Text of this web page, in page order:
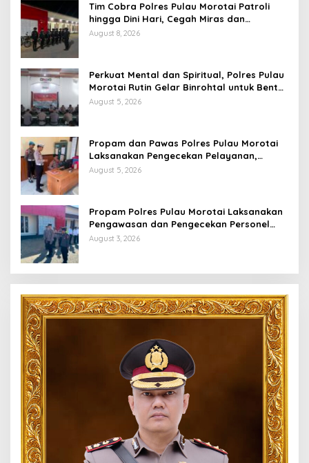
Tim Cobra Polres Pulau Morotai Patroli
hingga Dini Hari, Cegah Miras dan
Gangguan Kamtibmas
August 8, 2026
Perkuat Mental dan Spiritual, Polres Pulau
Morotai Rutin Gelar Binrohtal untuk Bentuk
Personel Berintegritas
August 5, 2026
Propam dan Pawas Polres Pulau Morotai
Laksanakan Pengecekan Pelayanan,
Pastikan Masyarakat Mendapat
August 5, 2026
Propam Polres Pulau Morotai Laksanakan
Pengawasan dan Pengecekan Personel
Saat Apel Serah Terima Piket Fungsi
August 3, 2026